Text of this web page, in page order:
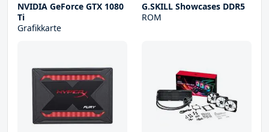
NVIDIA GeForce GTX 1080
Ti
Grafikkarte
G.SKILL Showcases DDR5
ROM